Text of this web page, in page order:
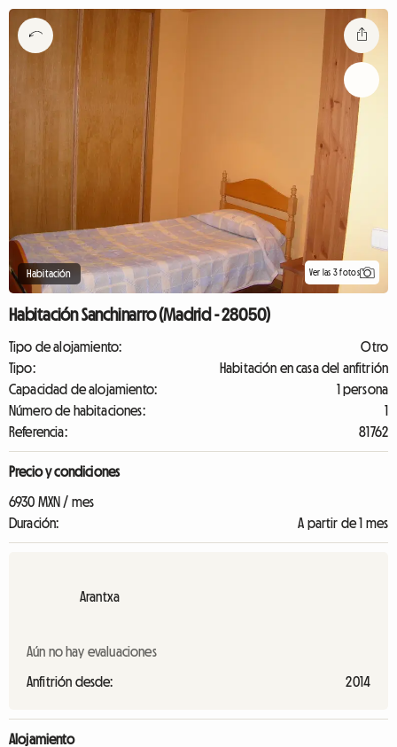
Habitación Ver las 3 fotos
Habitación Sanchinarro (Madrid - 28050)
Tipo de alojamiento:
Otro
Tipo:
Habitación en casa del anfitrión
Capacidad de alojamiento:
1 persona
Número de habitaciones:
1
Referencia:
81762
Precio y condiciones
6930 MXN / mes
Duración:
A partir de 1 mes
Arantxa
Aún no hay evaluaciones
Anfitrión desde: 2014
Alojamiento